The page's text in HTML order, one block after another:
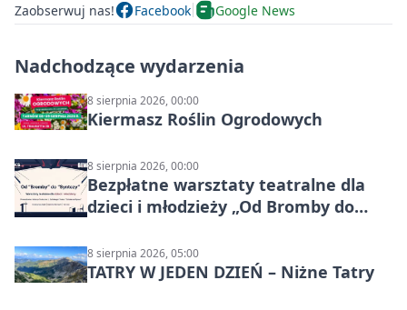
Zaobserwuj nas! Facebook Google News
Nadchodzące wydarzenia
8 sierpnia 2026, 00:00
Kiermasz Roślin Ogrodowych
8 sierpnia 2026, 00:00
Bezpłatne warsztaty teatralne dla
dzieci i młodzieży „Od Bromby do
8 sierpnia 2026, 05:00
TATRY W JEDEN DZIEŃ – Niżne Tatry